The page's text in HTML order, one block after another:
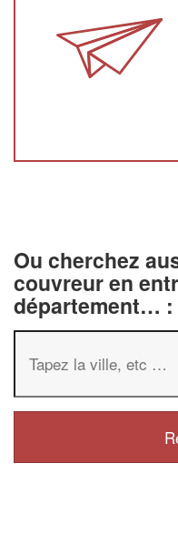
Ou cherchez
couvreur en
département… :